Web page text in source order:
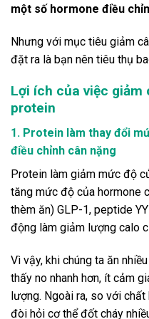
một số hormone điều
Nhưng với mục tiêu giảm
đặt ra là bạn nên tiêu thụ
Lợi ích của việc giảm
protein
1. Protein làm thay đổi
điều chỉnh cân nặng
Protein làm giảm mức độ
tăng mức độ của hormone
thèm ăn) GLP-1, peptide
động làm giảm lượng calo
Vì vậy, khi chúng ta ăn
thấy no nhanh hơn, ít cảm
lượng. Ngoài ra, so với
đòi hỏi cơ thể đốt cháy